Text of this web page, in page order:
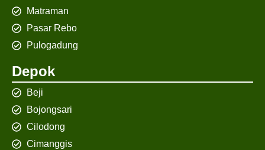
Matraman
Pasar Rebo
Pulogadung
Depok
Beji
Bojongsari
Cilodong
Cimanggis